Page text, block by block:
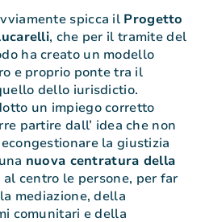
spicca il Progetto
, che per il tramite del
ha creato un modello
e proprio ponte tra il
dello iurisdictio.
un impiego corretto
partire dall’ idea che non
la giustizia
nuova centratura della
centro le persone, per far
mediazione, della
comunitari e della